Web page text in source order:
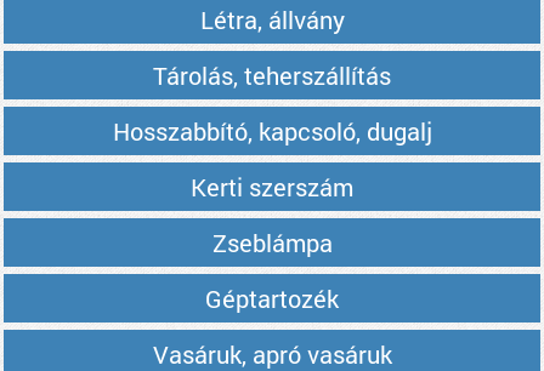
Létra, állvány
Tárolás, teherszállítás
Hosszabbító, kapcsoló, dugalj
Kerti szerszám
Zseblámpa
Géptartozék
Vasáruk, apró vasáruk